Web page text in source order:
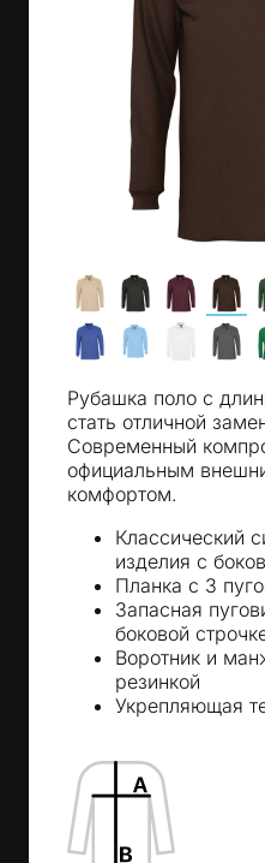
Рубашка поло с
стать отличной
Современный
официальным
комфортом.
Классический
изделия с
Планка с 3
Запасная
боковой
Воротник и
резинкой
Укрепляющая